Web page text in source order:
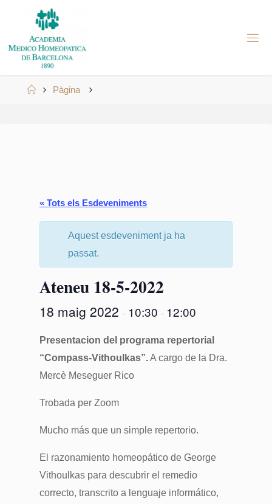
content
HomePàgina
« Tots els Esdeveniments
Aquest esdeveniment ja ha
passat.
Ateneu 18-5-2022
18 maig 2022 - 10:30 - 12:00
Presentacion del programa repertorial
“Compass-Vithoulkas”.A cargo de la Dra.
Mercè Meseguer Rico
Trobada per Zoom
Mucho más que un simple repertorio.
El razonamiento homeopático de George
Vithoulkas para descubrir el remedio
correcto, transcrito a lenguaje informático,